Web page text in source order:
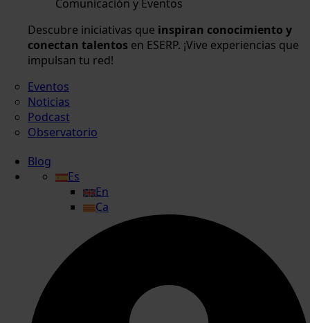
Comunicación y Eventos
Descubre iniciativas que inspiran conocimiento y
conectan talentos en ESERP. ¡Vive experiencias que
impulsan tu red!
Eventos
Noticias
Podcast
Observatorio
Blog
Es
En
Ca